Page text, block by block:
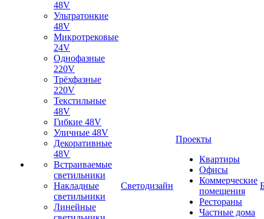
48V
Ультратонкие
48V
Микротрековые
24V
Однофазные
220V
Трёхфазные
220V
Текстильные
48V
Гибкие 48V
Уличные 48V
Декоративные
48V
Встраиваемые
светильники
Накладные
светильники
Линейные
Светодизайн
Проекты
Квартиры
Офисы
Коммерческие
помещения
Рестораны
Частные дома